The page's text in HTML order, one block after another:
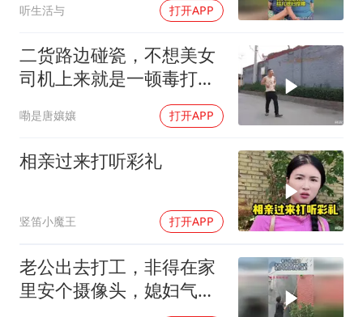
女子利用漏洞0元薅走3000多件家电
奋进开新局 实干挑大梁
听生活与 打开APP
二货路边碰瓷，不想美女
司机上来就是一顿毒打，
嘞是唐孃孃 打开APP
相亲过来打听彩礼
竖笛小魔王 打开APP
老公出去打工，非得在家
里安个摄像头，媳妇气得